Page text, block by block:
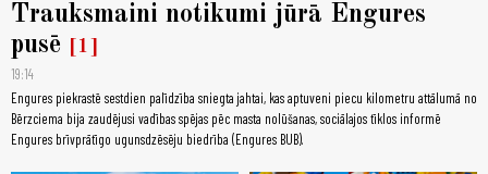
Trauksmaini notikumi jūrā Engures
pusē
1
19:14
Engures piekrastē sestdien palīdzība sniegta jahtai, kas aptuveni piecu kilometru attālumā no
Bērzciema bija zaudējusi vadības spējas pēc masta nolūšanas, sociālajos tīklos informē
Engures brīvprātīgo ugunsdzēsēju biedrība (Engures BUB).